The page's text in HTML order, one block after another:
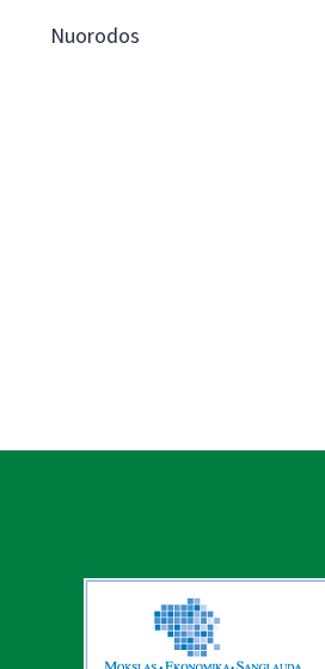
Nuorodos